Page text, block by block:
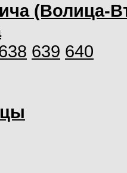
(Волица-
639 640